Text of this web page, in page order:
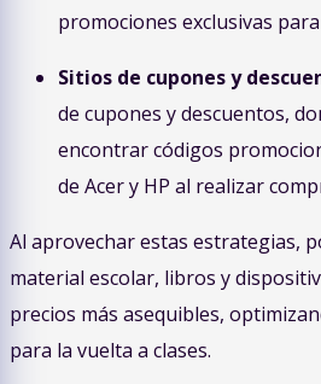
promociones exclusivas
Sitios de cupones y
de cupones y descuentos,
encontrar códigos
de Acer y HP al realizar
Al aprovechar estas estrategias,
material escolar, libros y
precios más asequibles,
para la vuelta a clases.